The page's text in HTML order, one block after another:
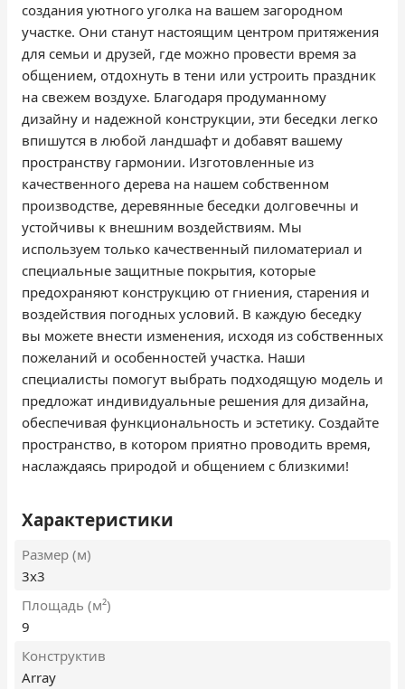
создания уютного уголка на вашем загородном
участке. Они станут настоящим центром притяжения
для семьи и друзей, где можно провести время за
общением, отдохнуть в тени или устроить праздник
на свежем воздухе. Благодаря продуманному
дизайну и надежной конструкции, эти беседки легко
впишутся в любой ландшафт и добавят вашему
пространству гармонии. Изготовленные из
качественного дерева на нашем собственном
производстве, деревянные беседки долговечны и
устойчивы к внешним воздействиям. Мы
используем только качественный пиломатериал и
специальные защитные покрытия, которые
предохраняют конструкцию от гниения, старения и
воздействия погодных условий. В каждую беседку
вы можете внести изменения, исходя из собственных
пожеланий и особенностей участка. Наши
специалисты помогут выбрать подходящую модель и
предложат индивидуальные решения для дизайна,
обеспечивая функциональность и эстетику. Создайте
пространство, в котором приятно проводить время,
наслаждаясь природой и общением с близкими!
Характеристики
Размер (м)
3х3
Площадь (м²)
9
Конструктив
Array